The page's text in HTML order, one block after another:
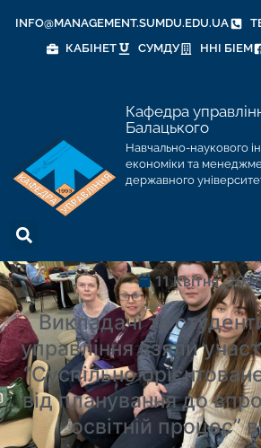
INFO@MANAGEMENT.SUMDU.EDU.UA
КАБІНЕТ
СУМДУ ННІ БІЕМ
Кафедра
Балацького
Навчально-наукового
економіки та
державного
11 Квітня,
Викладачі та
управління взяли
“Суспільно
від планування до
освітній процес”